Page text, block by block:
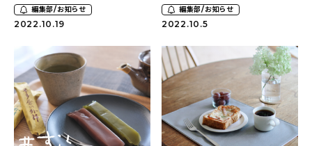
新着記事
人気の記事
おすすめの記事
インテリア
pyokopyokopさん）
編集部/お知らせ
2022.10.19
スト：pyokopyokopさん）
編集部/お知らせ
2022.10.5